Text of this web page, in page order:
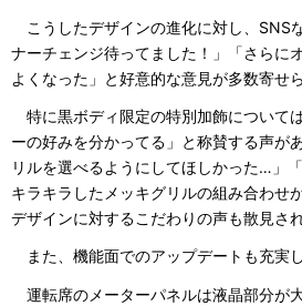
こうしたデザインの進化に対し、SNS
ナーチェンジ待ってました！」「さらに
よくなった」と好意的な意見が多数寄せ
特に黒ボディ限定の特別加飾について
ーの好みを分かってる」と称賛する声が
リルを選べるようにしてほしかった…」
キラキラしたメッキグリルの組み合わせ
デザインに対するこだわりの声も散見され
また、機能面でのアップデートも充実し
運転席のメーターパネルは液晶部分が